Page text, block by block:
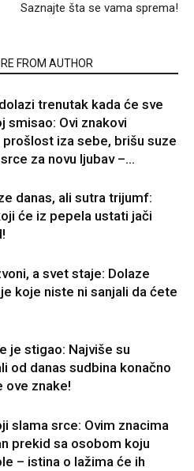
Saznajte šta se vama sprema!
FROM AUTHOR
trenutak kada će sve
smisao: Ovi znakovi
prošlost iza sebe, brišu suze
za novu ljubav –...
danas, ali sutra trijumf:
će iz pepela ustati jači
a svet staje: Dolaze
koje niste ni sanjali da ćete
je stigao: Najviše su
od danas sudbina konačno
ove znake!
slama srce: Ovim znacima
prekid sa osobom koju
– istina o lažima će ih